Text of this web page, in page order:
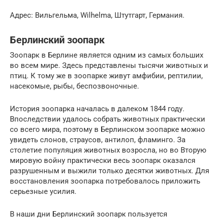
Адрес: Вильгельма, Wilhelma, Штутгарт, Германия.
Берлинский зоопарк
Зоопарк в Берлине является одним из самых больших
во всем мире. Здесь представлены тысячи животных и
птиц. К тому же в зоопарке живут амфибии, рептилии,
насекомые, рыбы, беспозвоночные.
История зоопарка началась в далеком 1844 году.
Впоследствии удалось собрать животных практически
со всего мира, поэтому в Берлинском зоопарке можно
увидеть слонов, страусов, антилоп, фламинго. За
столетие популяция животных возросла, но во Вторую
мировую войну практически весь зоопарк оказался
разрушенным и выжили только десятки животных. Для
восстановления зоопарка потребовалось приложить
серьезные усилия.
В наши дни Берлинский зоопарк пользуется